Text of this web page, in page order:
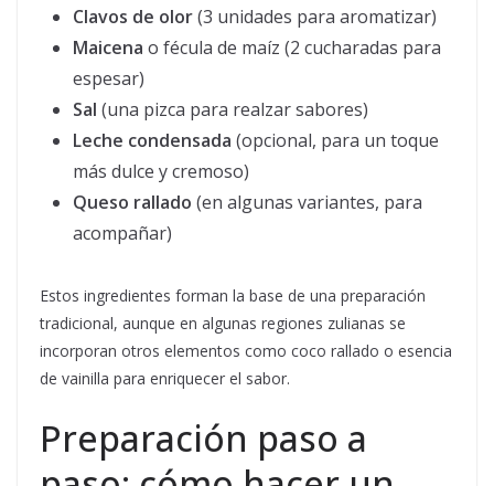
Clavos de olor(3 unidades para aromatizar)
Maicena o fécula de maíz (2 cucharadas para
espesar)
Sal (una pizca para realzar sabores)
Leche condensada (opcional, para un toque
más dulce y cremoso)
Queso rallado (en algunas variantes, para
acompañar)
Estos ingredientes forman la base de una preparación
tradicional, aunque en algunas regiones zulianas se
incorporan otros elementos como coco rallado o esencia
de vainilla para enriquecer el sabor.
Preparación paso a